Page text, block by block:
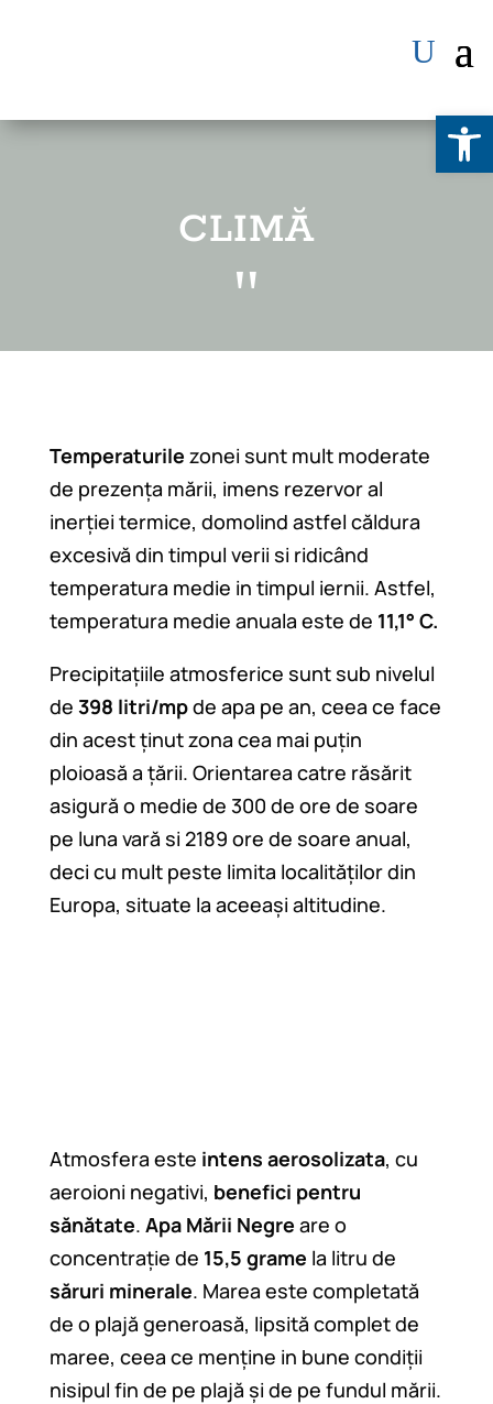
CLIMĂ
"
Temperaturile zonei sunt mult moderate
de prezența mării, imens rezervor al
inerției termice, domolind astfel căldura
excesivă din timpul verii si ridicând
temperatura medie in timpul iernii. Astfel,
temperatura medie anuala este de 11,1° C.
Precipitațiile atmosferice sunt sub nivelul
de 398 litri/mpde apa pe an, ceea ce face
din acest ținut zona cea mai puțin
ploioasă a țării. Orientarea catre răsărit
asigură o medie de 300 de ore de soare
pe luna vară si 2189 ore de soare anual,
deci cu mult peste limita localităților din
Europa, situate la aceeași altitudine.
Atmosfera este intens aerosolizata, cu
aeroioni negativi, benefici pentru
sănătate. Apa Mării Negre are o
concentrație de 15,5 grame la litru de
săruri minerale. Marea este completată
de o plajă generoasă, lipsită complet de
maree, ceea ce menține in bune condiții
nisipul fin de pe plajă și de pe fundul mării.